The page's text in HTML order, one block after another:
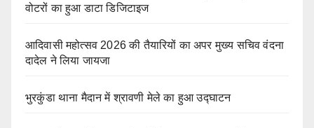
वोटरों का हुआ डाटा डिजिटाइज
आदिवासी महोत्सव 2026 की तैयारियों का अपर मुख्य सचिव वंदना
दादेल ने लिया जायजा
भुरकुंडा थाना मैदान में श्रावणी मेले का हुआ उद्घाटन